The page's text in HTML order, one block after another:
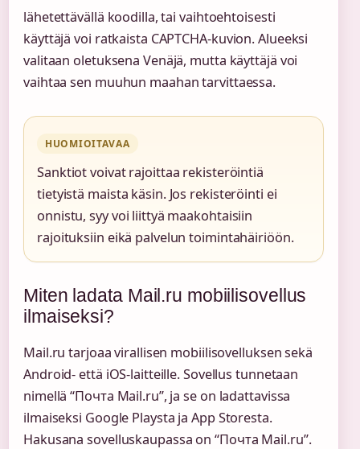
lähetettävällä koodilla, tai vaihtoehtoisesti
käyttäjä voi ratkaista CAPTCHA-kuvion. Alueeksi
valitaan oletuksena Venäjä, mutta käyttäjä voi
vaihtaa sen muuhun maahan tarvittaessa.
HUOMIOITAVAA
Sanktiot voivat rajoittaa rekisteröintiä
tietyistä maista käsin. Jos rekisteröinti ei
onnistu, syy voi liittyä maakohtaisiin
rajoituksiin eikä palvelun toimintahäiriöön.
Miten ladata Mail.ru mobiilisovellus
ilmaiseksi?
Mail.ru tarjoaa virallisen mobiilisovelluksen sekä
Android- että iOS-laitteille. Sovellus tunnetaan
nimellä “Почта Mail.ru”, ja se on ladattavissa
ilmaiseksi Google Playsta ja App Storesta.
Hakusana sovelluskaupassa on “Почта Mail.ru”.